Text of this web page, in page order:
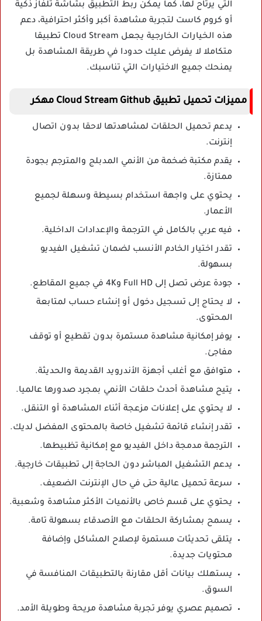
التي يرتاح لها، كما يمكن ربط التطبيق بشاشة تلفاز ذكية
أو كروم كاست لتجربة مشاهدة أكبر وأكثر احترافية، دعم
هذه الخيارات الخارجية يجعل Cloud Stream تطبيقا
متكاملا لا يفرض عليك حدودا في طريقة المشاهدة بل
يمنحك جميع الاختيارات التي تناسبك.
مميزات تحميل تطبيق Cloud Stream Github مهكر
يدعم تحميل الحلقات لمشاهدتها لاحقا بدون اتصال
إنترنت.
يقدم مكتبة ضخمة من الأنمي المدبلج والمترجم بجودة
ممتازة.
يحتوي على واجهة استخدام بسيطة وسهلة لجميع
الأعمار.
فيه عربي بالكامل في الترجمة والإعدادات الداخلية.
تقدر اختيار الخادم الأنسب لضمان تشغيل الفيديو
بسهولة.
جودة عرض تصل إلى Full HD و4K في جميع المقاطع.
لا يحتاج إلى تسجيل دخول أو إنشاء حساب لمتابعة
المحتوى.
يوفر إمكانية مشاهدة مستمرة بدون تقطيع أو توقف
مفاجئ.
متوافق مع أغلب أجهزة الأندرويد القديمة والحديثة.
يتيح مشاهدة أحدث حلقات الأنمي بمجرد صدورها عالميا.
لا يحتوي على إعلانات مزعجة أثناء المشاهدة أو التنقل.
تقدر إنشاء قائمة تشغيل خاصة بالمحتوى المفضل لديك.
الترجمة مدمجة داخل الفيديو مع إمكانية تظبيطها.
يدعم التشغيل المباشر دون الحاجة إلى تطبيقات خارجية.
سرعة تحميل عالية حتى في حال الإنترنت الضعيف.
يحتوي على قسم خاص بالأنميات الأكثر مشاهدة وشعبية.
يسمح بمشاركة الحلقات مع الأصدقاء بسهولة تامة.
يتلقى تحديثات مستمرة لإصلاح المشاكل وإضافة
محتويات جديدة.
يستهلك بيانات أقل مقارنة بالتطبيقات المنافسة في
السوق.
تصميم عصري يوفر تجربة مشاهدة مريحة وطويلة الأمد.